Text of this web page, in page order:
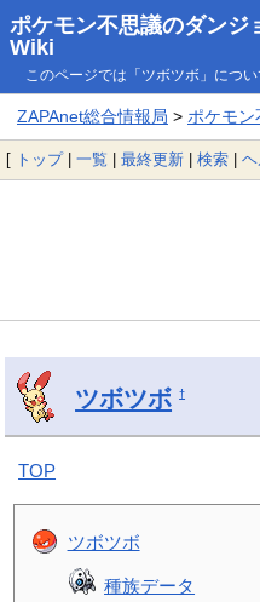
ポケモン不思議のダンジ
Wiki
このページでは「ツボツボ」につい
ZAPAnet総合情報局 > ポケモ
[ トップ| 一覧 | 最終更新 | 検索 |
ツボツボ †
TOP
ツボツボ
種族データ